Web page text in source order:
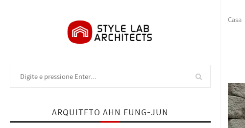
ARQUITETO AHN EUNG-JUN
Casa